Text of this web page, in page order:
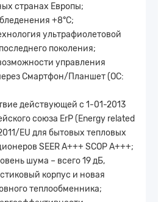
странах Европы;
+8°C;
ультрафиолетовой
поколения;
управления
Смартфон/Планшет (ОС:
действующей c 1-01-2013
союза ErP (Energy related
EU для бытовых тепловых
SEER A+++ SCOP A+++;
шума – всего 19 дБ,
корпус и новая
теплообменника;